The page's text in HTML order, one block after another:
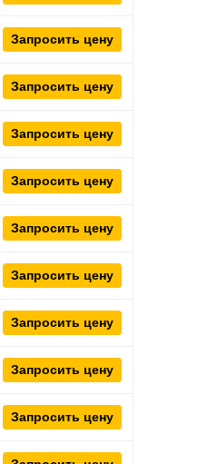
Запросить цену
Запросить цену
Запросить цену
Запросить цену
Запросить цену
Запросить цену
Запросить цену
Запросить цену
Запросить цену